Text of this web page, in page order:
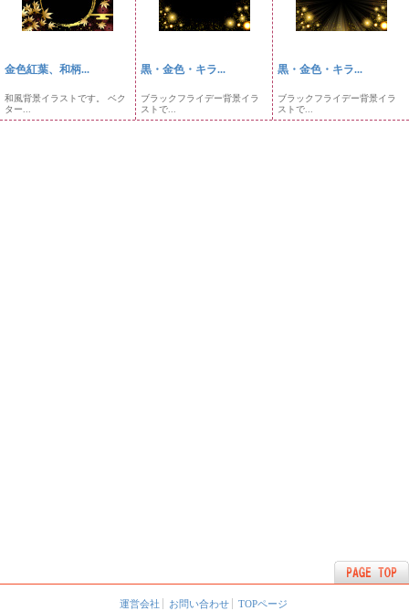
金色紅葉、和柄...
和風背景イラストです。 ベク
ター...
黒・金色・キラ...
ブラックフライデー背景イラ
ストで...
黒・金色・キラ...
ブラックフライデー背景イラ
ストで...
運営会社 お問い合わせ TOPページ